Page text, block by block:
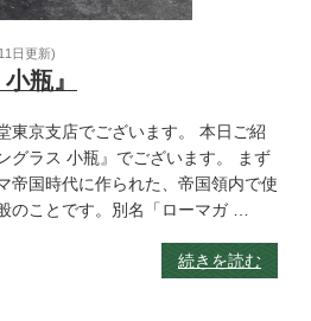
日更新)
瓶』
東京支店でございます。 本日ご紹
グラス 小瓶』でございます。 まず
帝国時代に作られた、帝国領内で使
のことです。別名「ローマガ …
続きを読む